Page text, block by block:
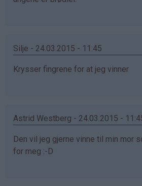
Silje - 24.03.2015 - 11:45
Krysser fingrene for at jeg vinner
Astrid Westberg - 24.03.2015 -
Den vil jeg gjerne vinne til min mor
for meg :-D